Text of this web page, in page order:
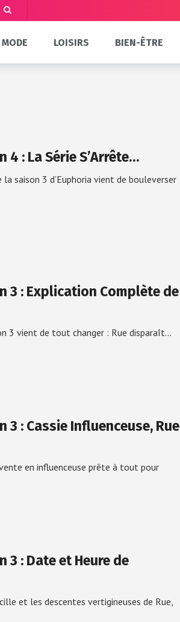
MODE LOISIRS BIEN-ÊTRE
4 : La Série S’Arrête…
saison 3 d’Euphoria vient de bouleverser
3 : Explication Complète de
3 vient de tout changer : Rue disparaît…
3 : Cassie Influenceuse, Rue
en influenceuse prête à tout pour
3 : Date et Heure de
et les descentes vertigineuses de Rue,